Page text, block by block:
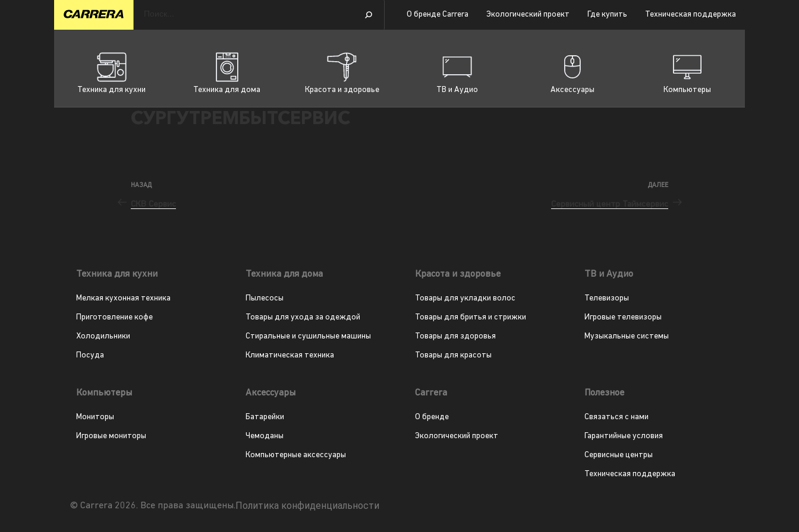
О бренде Carrera Экологический проект Где купить Техническая поддержка
Техника для кухни Техника для дома Красота и здоровье ТВ и Аудио Аксессуары Компьютеры
НАЗАД ДАЛЕЕ
Техника для кухни
Мелкая кухонная техника
Приготовление кофе
Холодильники
Посуда
Техника для дома
Пылесосы
Товары для ухода за одеждой
Стиральные и сушильные машины
Климатическая техника
Красота и здоровье
Товары для укладки волос
Товары для бритья и стрижки
Товары для здоровья
Товары для красоты
ТВ и Аудио
Телевизоры
Игровые телевизоры
Музыкальные системы
Компьютеры
Мониторы
Игровые мониторы
Аксессуары
Батарейки
Чемоданы
Компьютерные аксессуары
Carrera
О бренде
Экологический проект
Полезное
Связаться с нами
Гарантийные условия
Сервисные центры
Техническая поддержка
© Carrera 2026. Все права защищены.Политика конфиденциальности